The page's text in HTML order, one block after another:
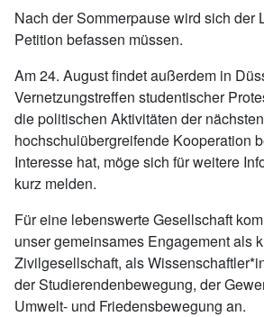
Nach der Sommerpause wird sich der
Petition befassen müssen.
Am 24. August findet außerdem in
Vernetzungstreffen studentischer
die politischen Aktivitäten der
hochschulübergreifende Kooperation
Interesse hat, möge sich für weitere
kurz melden.
Für eine lebenswerte Gesellschaft
unser gemeinsames Engagement als
Zivilgesellschaft, als
der Studierendenbewegung, der
Umwelt- und Friedensbewegung an.